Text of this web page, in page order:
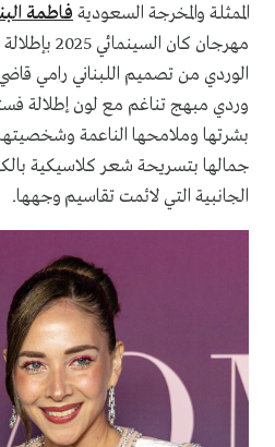
الممثلة والمخرجة السعودية فاطمة
مهرجان كان
الوردي من تصميم اللبناني رامي
وردي مبهج تناغم مع لون إطلالة
بشرتها وملامحها الناعمة
جمالها بتسريحة شعر كلاسيكية
الجانبية التي لائمت تقاسيم وجهها.